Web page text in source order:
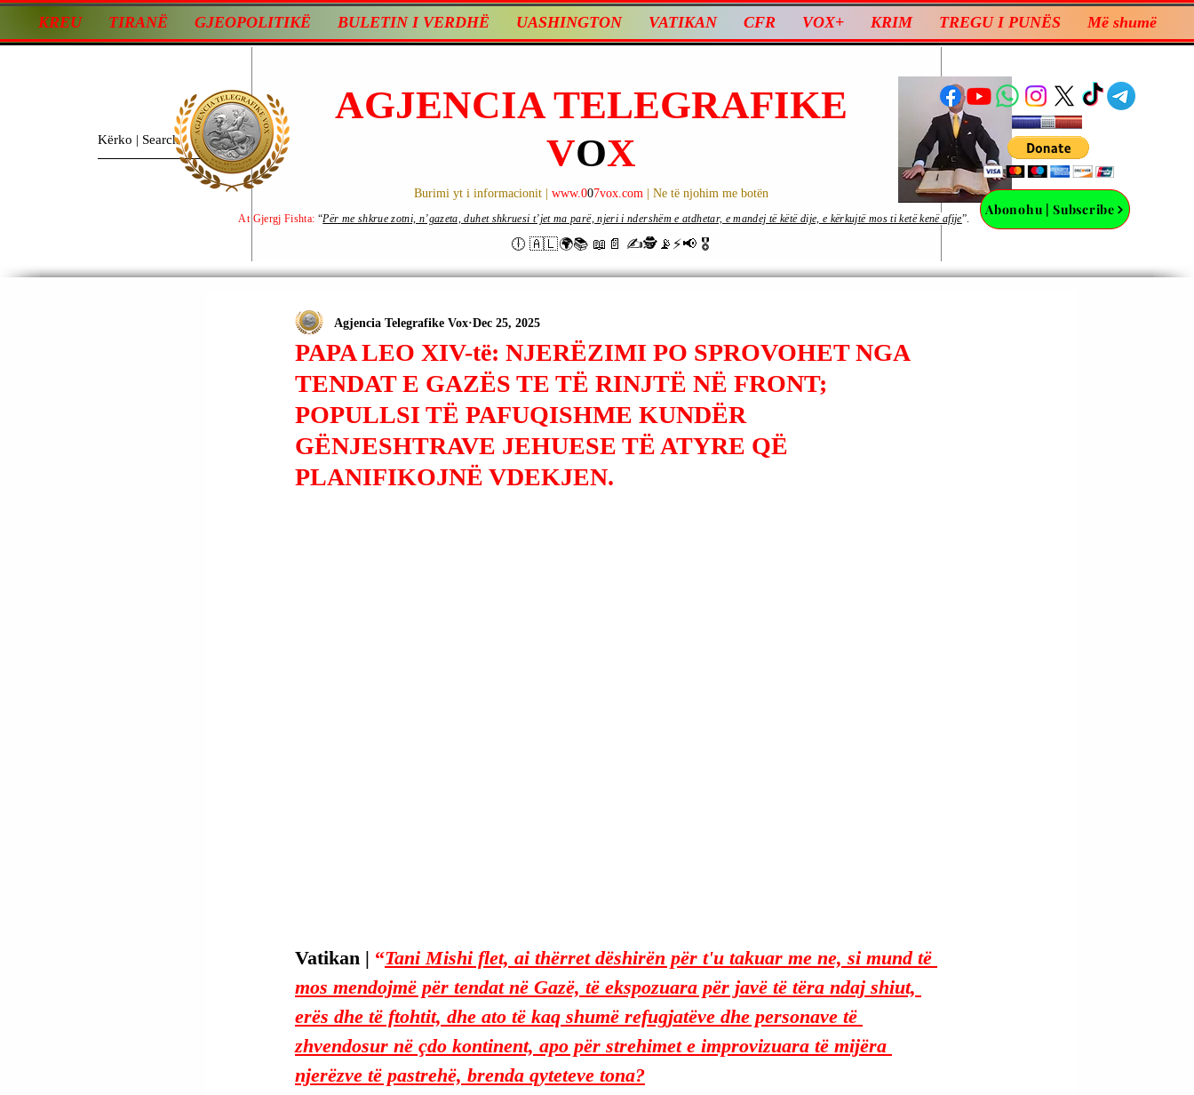
KREU TIRANË GJEOPOLITIKË BULETIN I VERDHË UASHINGTON VATIKAN CFR VOX+ KRIM TREGU I PUNËS Më shumë
AGJENCIA TELEGRAFIKE
VOX
Burimi yt i informacionit | www.007vox.com | Ne të njohim me botën
🕕 🇦🇱🌍📚 📖📄 ✍🕵️📡⚡️📢 🎖
Abonohu | Subscribe
At Gjergj Fishta: “Për me shkrue zotni, n’gazeta, duhet shkruesi t’jet ma parë, njeri i ndershëm e atdhetar, e mandej të këtë dije, e kërkujtë mos ti ketë kenë afije”.
PAPA LEO XIV-të: NJERËZIMI PO SPROVOHET NGA
TENDAT E GAZËS TE TË RINJTË NË FRONT;
POPULLSI TË PAFUQISHME KUNDËR
GËNJESHTRAVE JEHUESE TË ATYRE QË
PLANIFIKOJNË VDEKJEN.
Agjencia Telegrafike Vox Dec 25, 2025
Vatikan | “Tani Mishi flet, ai thërret dëshirën për t'u takuar me ne, si mund të
mos mendojmë për tendat në Gazë, të ekspozuara për javë të tëra ndaj shiut,
erës dhe të ftohtit, dhe ato të kaq shumë refugjatëve dhe personave të
zhvendosur në çdo kontinent, apo për strehimet e improvizuara të mijëra
njerëzve të pastrehë, brenda qyteteve tona?